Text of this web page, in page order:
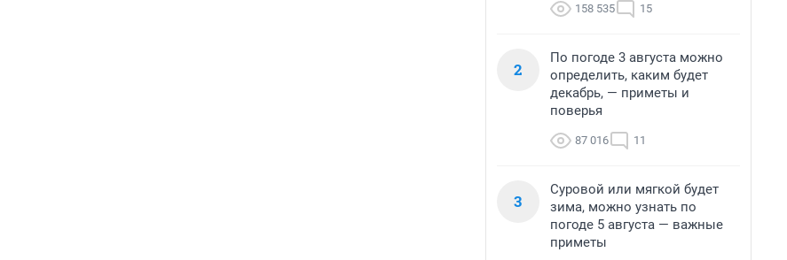
158 535 15
2
По погоде 3 августа можно
определить, каким будет
декабрь, — приметы и
поверья
87 016 11
3
Суровой или мягкой будет
зима, можно узнать по
погоде 5 августа — важные
приметы